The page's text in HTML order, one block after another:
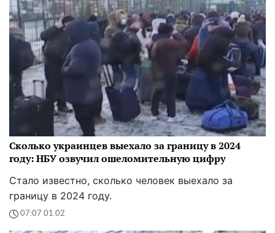
Сколько украинцев выехало за границу в 2024
году: НБУ озвучил ошеломительную цифру
Стало известно, сколько человек выехало за
границу в 2024 году.
07:07 01.02